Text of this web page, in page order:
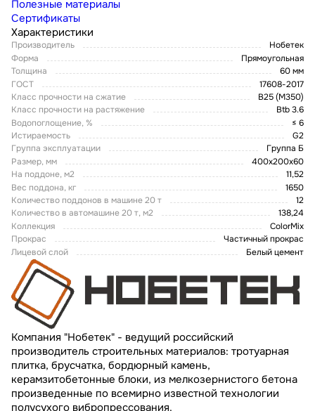
Полезные материалы
Сертификаты
Характеристики
Производитель
Нобетек
Форма
Прямоугольная
Толщина
60 мм
ГОСТ
17608-2017
Класс прочности на сжатие
В25 (М350)
Класс прочности на растяжение
Btb 3.6
Водопоглощение, %
≤ 6
Истираемость
G2
Группа эксплуатации
Группа Б
Размер, мм
400х200х60
На поддоне, м2
11,52
Вес поддона, кг
1650
Количество поддонов в машине 20 т
12
Количество в автомашине 20 т, м2
138,24
Коллекция
ColorMix
Прокрас
Частичный прокрас
Лицевой слой
Белый цемент
Компания "Нобетек" - ведущий российский
производитель строительных материалов: тротуарная
плитка, брусчатка, бордюрный камень,
керамзитобетонные блоки, из мелкозернистого бетона
произведенные по всемирно известной технологии
полусухого вибропрессования.